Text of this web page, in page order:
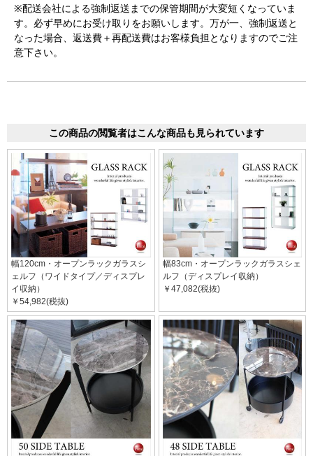
※配送会社による強制返送までの保管期間が大変短くなっていま
す。必ず早めにお受け取りをお願いします。万が一、強制返送と
なった場合、返送費＋再配送費はお客様負担となりますのでご注
意下さい。
この商品の閲覧者はこんな商品も見られています
幅120cm・オープンラックガラスシ
ェルフ（ワイドタイプ／ディスプレ
イ収納）
￥54,982(税抜)
幅83cm・オープンラックガラスシェ
ルフ（ディスプレイ収納）
￥47,082(税抜)